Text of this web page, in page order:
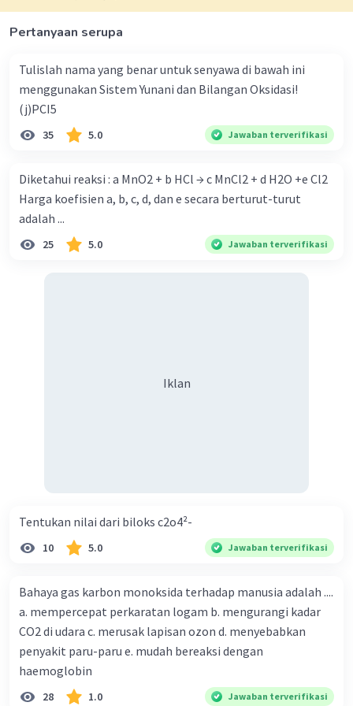
Pertanyaan serupa
Tulislah nama yang benar untuk senyawa di bawah ini
menggunakan Sistem Yunani dan Bilangan Oksidasi!
(j)PCI5
35 5.0 Jawaban terverifikasi
Diketahui reaksi : a MnO2 + b HCl → c MnCl2 + d H2O +e Cl2
Harga koefisien a, b, c, d, dan e secara berturut-turut
adalah ...
25 5.0 Jawaban terverifikasi
Iklan
Tentukan nilai dari biloks c2o4²-
10 5.0 Jawaban terverifikasi
Bahaya gas karbon monoksida terhadap manusia adalah ....
a. mempercepat perkaratan logam b. mengurangi kadar
CO2 di udara c. merusak lapisan ozon d. menyebabkan
penyakit paru-paru e. mudah bereaksi dengan
haemoglobin
28 1.0 Jawaban terverifikasi